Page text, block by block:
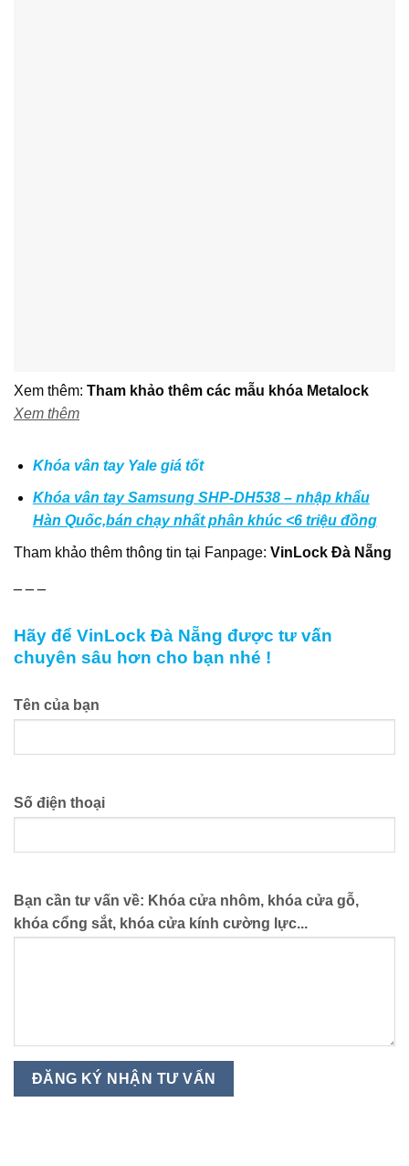
Xem thêm: Tham khảo thêm các mẫu khóa Metalock
Xem thêm
Khóa vân tay Yale giá tốt
Khóa vân tay Samsung SHP-DH538 – nhập khẩu
Hàn Quốc,bán chạy nhất phân khúc <6 triệu đồng
Tham khảo thêm thông tin tại Fanpage: VinLock Đà Nẵng
Hãy để VinLock Đà Nẵng được tư vấn
chuyên sâu hơn cho bạn nhé !
Tên của bạn
Số điện thoại
Bạn cần tư vấn về: Khóa cửa nhôm, khóa cửa gỗ,
khóa cổng sắt, khóa cửa kính cường lực...